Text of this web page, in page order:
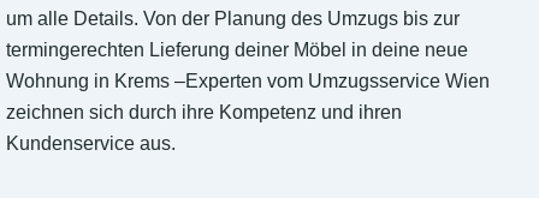
um alle Details. Von der Planung des Umzugs bis zur
termingerechten Lieferung deiner Möbel in deine neue
Wohnung in Krems –Experten vom Umzugsservice Wien
zeichnen sich durch ihre Kompetenz und ihren
Kundenservice aus.